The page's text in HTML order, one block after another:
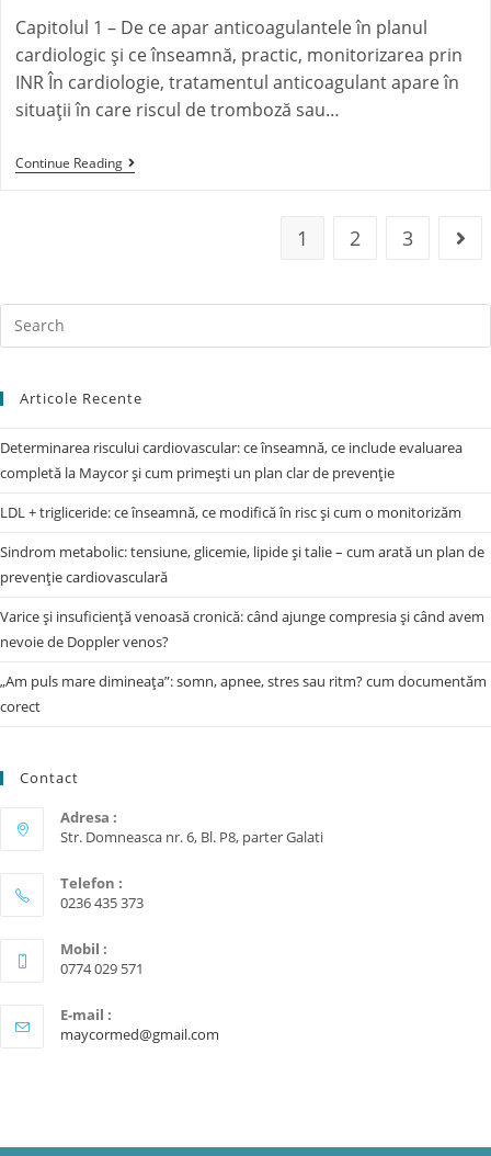
Capitolul 1 – De ce apar anticoagulantele în planul
cardiologic și ce înseamnă, practic, monitorizarea prin
INR În cardiologie, tratamentul anticoagulant apare în
situații în care riscul de tromboză sau…
Continue Reading
1 2 3
Articole Recente
Determinarea riscului cardiovascular: ce înseamnă, ce include evaluarea
completă la Maycor și cum primești un plan clar de prevenție
LDL + trigliceride: ce înseamnă, ce modifică în risc și cum o monitorizăm
Sindrom metabolic: tensiune, glicemie, lipide și talie – cum arată un plan de
prevenție cardiovasculară
Varice și insuficiență venoasă cronică: când ajunge compresia și când avem
nevoie de Doppler venos?
„Am puls mare dimineața”: somn, apnee, stres sau ritm? cum documentăm
corect
Contact
Adresa :
Str. Domneasca nr. 6, Bl. P8, parter Galati
Telefon :
0236 435 373
Mobil :
0774 029 571
E-mail :
maycormed@gmail.com